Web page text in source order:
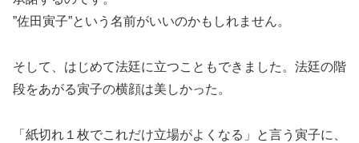
”佐田寅子”という名前がいいのかもしれません。
そして、はじめて法廷に立つこともできました。法廷の階
段をあがる寅子の横顔は美しかった。
「紙切れ１枚でこれだけ立場がよくなる」と言う寅子に、